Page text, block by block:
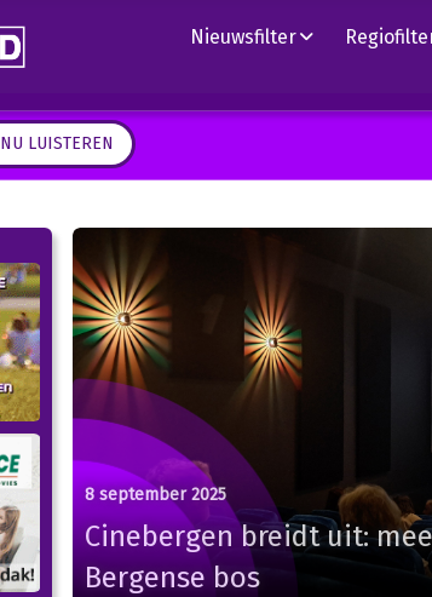
Nieuwsfilter
NU LUISTEREN
8 september 2025
Cinebergen breidt uit:
Bergense bos